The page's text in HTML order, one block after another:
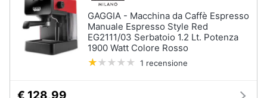
Promozioni
Servizi
Incasso
Frigorifero
incasso
GAGGIA - Macchina da Caffè Espresso
Manuale Espresso Style Red
EG2111/03 Serbatoio 1.2 Lt. Potenza
1900 Watt Colore Rosso
1 recensione